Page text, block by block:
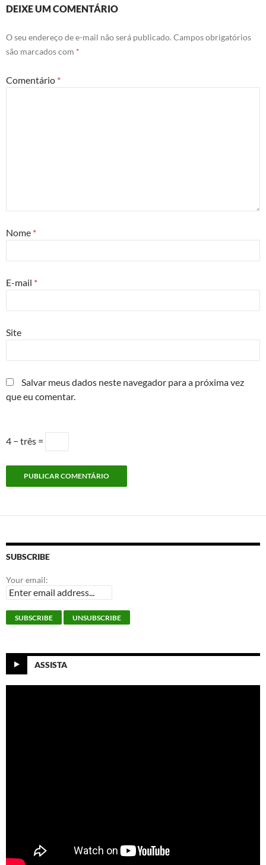
DEIXE UM COMENTÁRIO
O seu endereço de e-mail não será publicado. Campos obrigatórios
são marcados com *
Comentário *
Nome *
E-mail *
Site
Salvar meus dados neste navegador para a próxima vez
que eu comentar.
4 − três =
SUBSCRIBE
Your email:
ASSISTA